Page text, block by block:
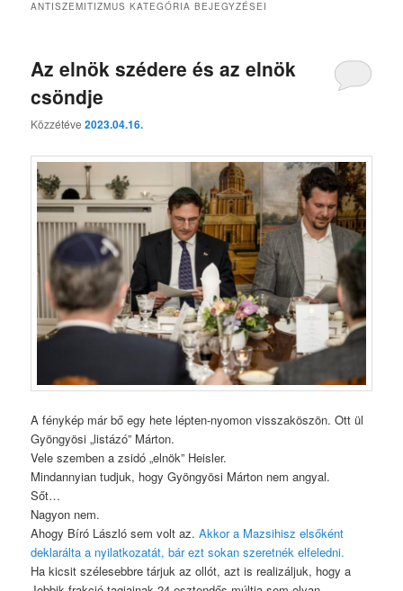
ANTISZEMITIZMUS KATEGÓRIA BEJEGYZÉSEI
Az elnök szédere és az elnök
csöndje
Közzétéve2023.04.16.
A fénykép már bő egy hete lépten-nyomon visszaköszön. Ott ül
Gyöngyösi „listázó” Márton.
Vele szemben a zsidó „elnök” Heisler.
Mindannyian tudjuk, hogy Gyöngyösi Márton nem angyal.
Sőt…
Nagyon nem.
Ahogy Bíró László sem volt az.Akkor a Mazsihisz elsőként
deklarálta a nyilatkozatát, bár ezt sokan szeretnék elfeledni.
Ha kicsit szélesebbre tárjuk az ollót, azt is realizáljuk, hogy a